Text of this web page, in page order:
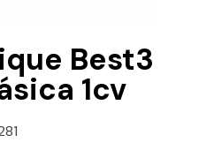
Best3
1cv